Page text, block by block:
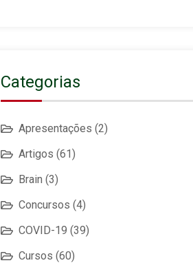
Categorias
Apresentações (2)
Artigos (61)
Brain (3)
Concursos (4)
COVID-19 (39)
Cursos (60)